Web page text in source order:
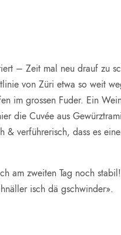
– Zeit mal neu drauf zu
von Züri etwa so weit
im grossen Fuder. Ein
die Cuvée aus
verführerisch, dass es
am zweiten Tag noch
isch dä gschwinder».